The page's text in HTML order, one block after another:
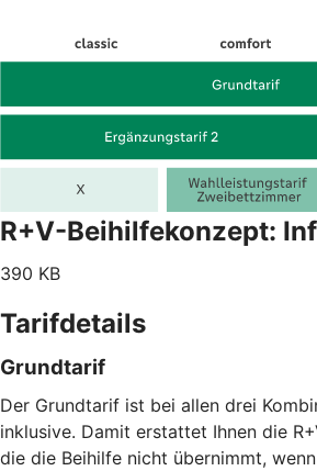
R+V-Beihilfekonzept:
390 KB
Tarifdetails
Grundtarif
Der Grundtarif ist bei allen drei
inklusive. Damit erstattet Ihnen die
die die Beihilfe nicht übernimmt,